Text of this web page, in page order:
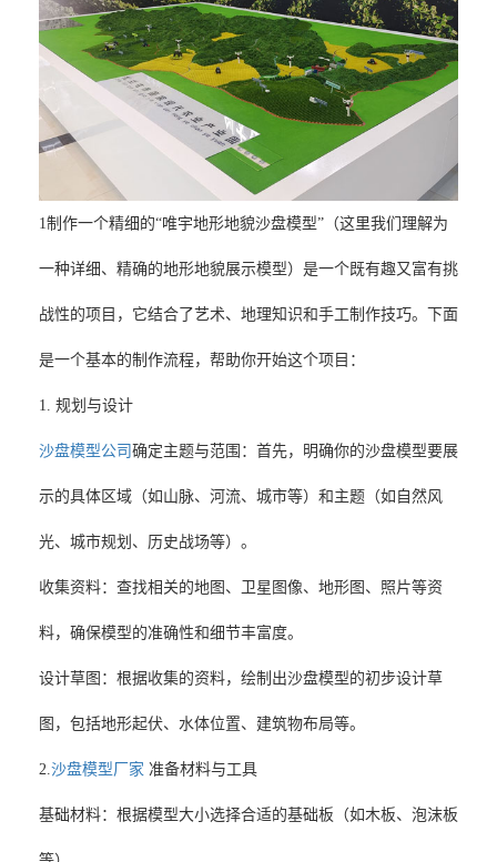
1制作一个精细的“唯宇地形地貌沙盘模型”（这里我们理解为
一种详细、精确的地形地貌展示模型）是一个既有趣又富有挑
战性的项目，它结合了艺术、地理知识和手工制作技巧。下面
是一个基本的制作流程，帮助你开始这个项目：
1. 规划与设计
沙盘模型公司 确定主题与范围‌：首先，明确你的沙盘模型要展
示的具体区域（如山脉、河流、城市等）和主题（如自然风
光、城市规划、历史战场等）。
‌收集资料‌：查找相关的地图、卫星图像、地形图、照片等资
料，确保模型的准确性和细节丰富度。
‌设计草图‌：根据收集的资料，绘制出沙盘模型的初步设计草
图，包括地形起伏、水体位置、建筑物布局等。
2. 沙盘模型厂家 准备材料与工具
‌基础材料‌：根据模型大小选择合适的基础板（如木板、泡沫板